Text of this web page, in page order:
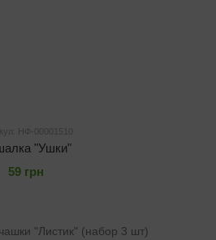
НФ-00001510
"Ушки"
59 грн